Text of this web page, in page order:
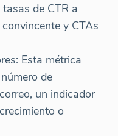
de CTR a
y CTAs
Esta métrica
de
un indicador
o